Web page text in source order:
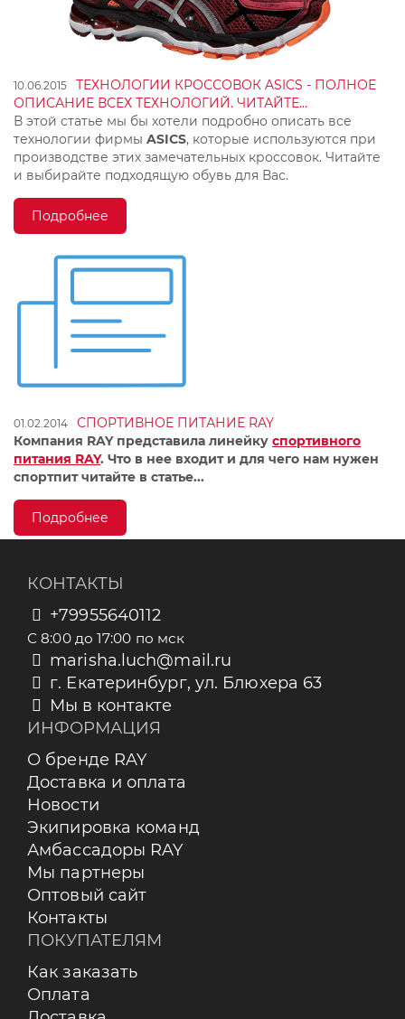
10.06.2015
ТЕХНОЛОГИИ КРОССОВОК ASICS - ПОЛНОЕ
ОПИСАНИЕ ВСЕХ ТЕХНОЛОГИЙ. ЧИТАЙТЕ...
В этой статье мы бы хотели подробно описать все
технологии фирмы ASICS, которые используются при
производстве этих замечательных кроссовок. Читайте
и выбирайте подходящую обувь для Вас.
Подробнее
01.02.2014
СПОРТИВНОЕ ПИТАНИЕ RAY
Компания RAY представила линейку спортивного
питания RAY. Что в нее входит и для чего нам нужен
спортпит читайте в статье...
Подробнее
КОНТАКТЫ
+79955640112
С 8:00 до 17:00 по мск
marisha.luch@mail.ru
г. Екатеринбург, ул. Блюхера 63
Мы в контакте
ИНФОРМАЦИЯ
О бренде RAY
Доставка и оплата
Новости
Экипировка команд
Амбассадоры RAY
Мы партнеры
Оптовый сайт
Контакты
ПОКУПАТЕЛЯМ
Как заказать
Оплата